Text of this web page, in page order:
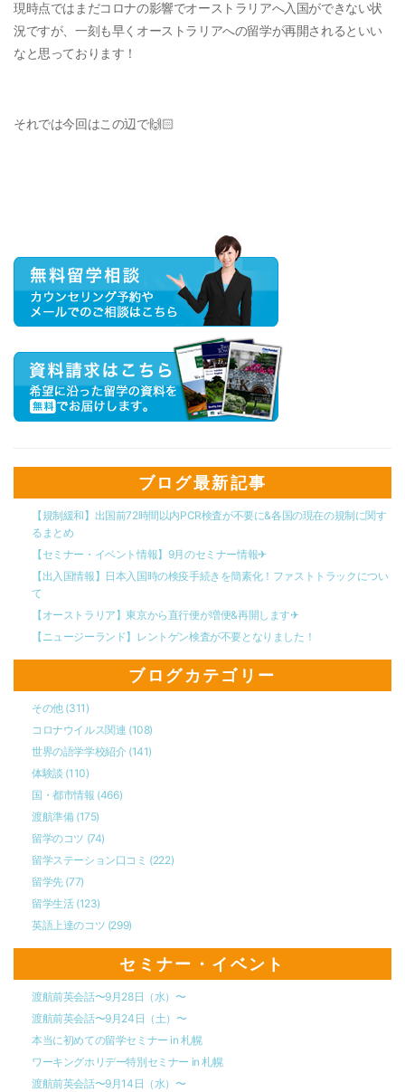
現時点ではまだコロナの影響でオーストラリアへ入国ができない状
況ですが、一刻も早くオーストラリアへの留学が再開されるといい
なと思っております！
それでは今回はこの辺で🙌🏻
ブログ最新記事
【規制緩和】出国前72時間以内PCR検査が不要に&各国の現在の規制に関す
るまとめ
【セミナー・イベント情報】9月のセミナー情報✈︎
【出入国情報】日本入国時の検疫手続きを簡素化！ファストトラックについ
て
【オーストラリア】東京から直行便が増便&再開します✈︎
【ニュージーランド】レントゲン検査が不要となりました！
ブログカテゴリー
その他 (311)
コロナウイルス関連 (108)
世界の語学学校紹介 (141)
体験談 (110)
国・都市情報 (466)
渡航準備 (175)
留学のコツ (74)
留学ステーション口コミ (222)
留学先 (77)
留学生活 (123)
英語上達のコツ (299)
セミナー・イベント
渡航前英会話〜9月28日（水）〜
渡航前英会話〜9月24日（土）〜
本当に初めての留学セミナー in 札幌
ワーキングホリデー特別セミナー in 札幌
渡航前英会話〜9月14日（水）〜